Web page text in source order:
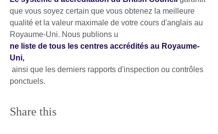
que vous soyez certain que vous obtenez la meilleure
qualité et la valeur maximale de votre cours d'anglais au
Royaume-Uni. Nous publions u
ne liste de tous les centres accrédités au Royaume-
Uni,
ainsi que les derniers rapports d'inspection ou contrôles
ponctuels.
Share this